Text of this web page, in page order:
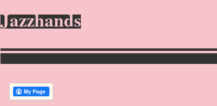
Jazzhands